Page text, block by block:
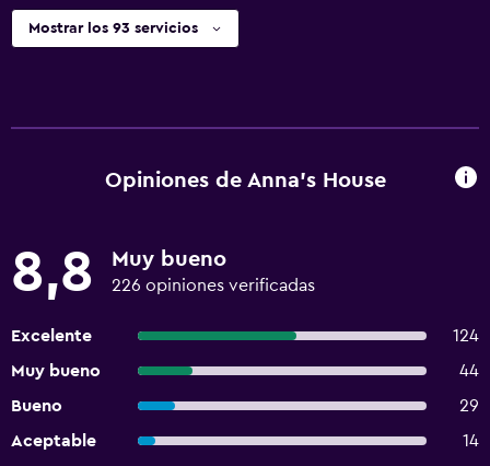
Mostrar los 93 servicios
Opiniones de Anna's House
8,8 Muy bueno
226 opiniones verificadas
Excelente
124
Muy bueno
44
Bueno
29
Aceptable
14